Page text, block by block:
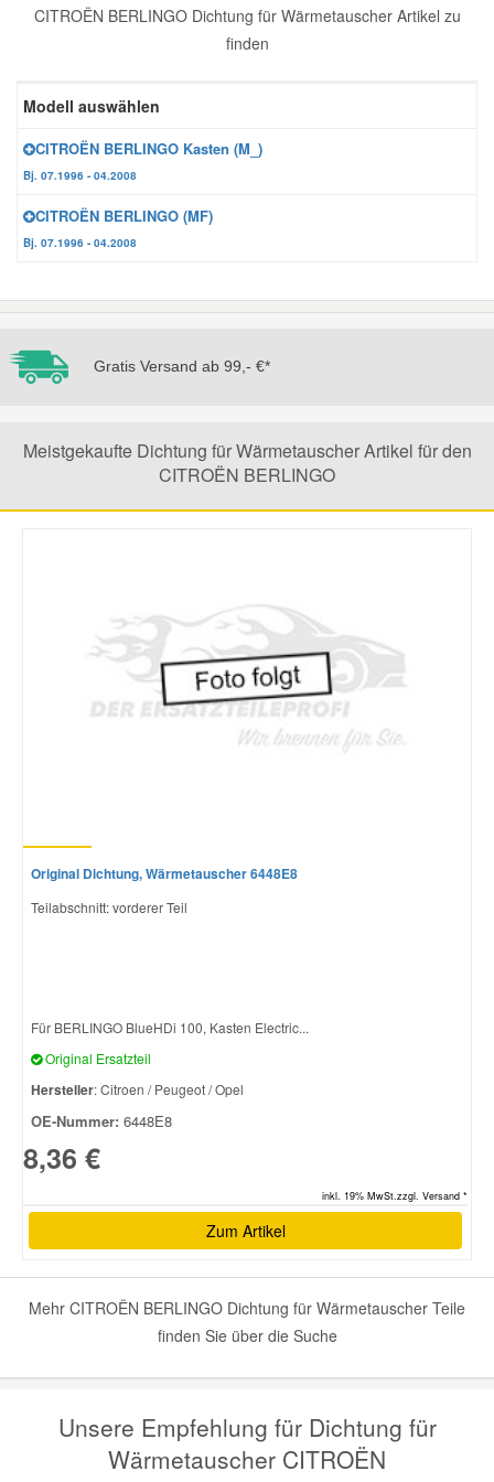
CITROËN BERLINGO Dichtung für Wärmetauscher Artikel zu
finden
Modell auswählen
CITROËN BERLINGO Kasten (M_)
Bj. 07.1996 - 04.2008
CITROËN BERLINGO (MF)
Bj. 07.1996 - 04.2008
Gratis Versand ab 99,- €*
Meistgekaufte Dichtung für Wärmetauscher Artikel für den
CITROËN BERLINGO
Original Dichtung, Wärmetauscher 6448E8
Teilabschnitt: vorderer Teil
Für BERLINGO BlueHDi 100, Kasten Electric...
Original Ersatzteil
Hersteller: Citroen / Peugeot / Opel
OE-Nummer: 6448E8
8,36 €
inkl. 19% MwSt.zzgl. Versand *
Zum Artikel
Mehr CITROËN BERLINGO Dichtung für Wärmetauscher Teile
finden Sie über die Suche
Unsere Empfehlung für Dichtung für
Wärmetauscher CITROËN
Zündanlage und Glühanlage
Karosserie Werkzeug
Werkstattbedarf
Winter-Autozubehör
Daihatsu Ersatzteile
Honda Ersatzteile
Jeep Ersatzteile
Lancia Ersatzteile
Mini Ersatzteile
Seat Ersatzteile
Toyota Ersatzteile
Vauxhall Ersatzteile
Volvo Ersatzteile